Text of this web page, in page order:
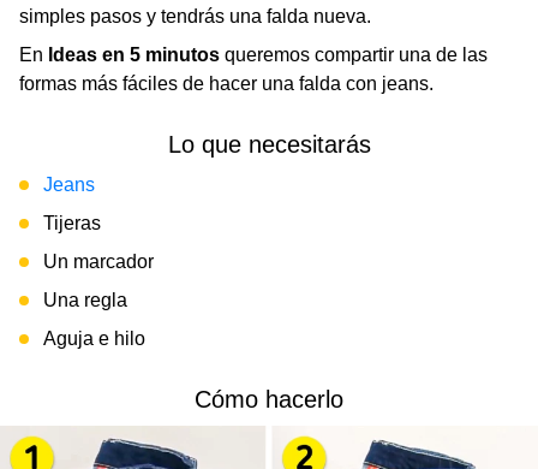
simples pasos y tendrás una falda nueva.
En Ideas en 5 minutos queremos compartir una de las
formas más fáciles de hacer una falda con jeans.
Lo que necesitarás
Jeans
Tijeras
Un marcador
Una regla
Aguja e hilo
Cómo hacerlo